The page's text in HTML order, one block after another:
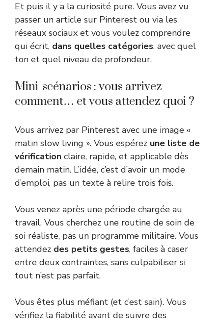
Et puis il y a la curiosité pure. Vous avez vu
passer un article sur Pinterest ou via les
réseaux sociaux et vous voulez comprendre
qui écrit, dans quelles catégories, avec quel
ton et quel niveau de profondeur.
Mini-scénarios : vous arrivez
comment… et vous attendez quoi ?
Vous arrivez par Pinterest avec une image «
matin slow living ». Vous espérez une liste de
vérification claire, rapide, et applicable dès
demain matin. L’idée, c’est d’avoir un mode
d’emploi, pas un texte à relire trois fois.
Vous venez après une période chargée au
travail. Vous cherchez une routine de soin de
soi réaliste, pas un programme militaire. Vous
attendez des petits gestes, faciles à caser
entre deux contraintes, sans culpabiliser si
tout n’est pas parfait.
Vous êtes plus méfiant (et c’est sain). Vous
vérifiez la fiabilité avant de suivre des